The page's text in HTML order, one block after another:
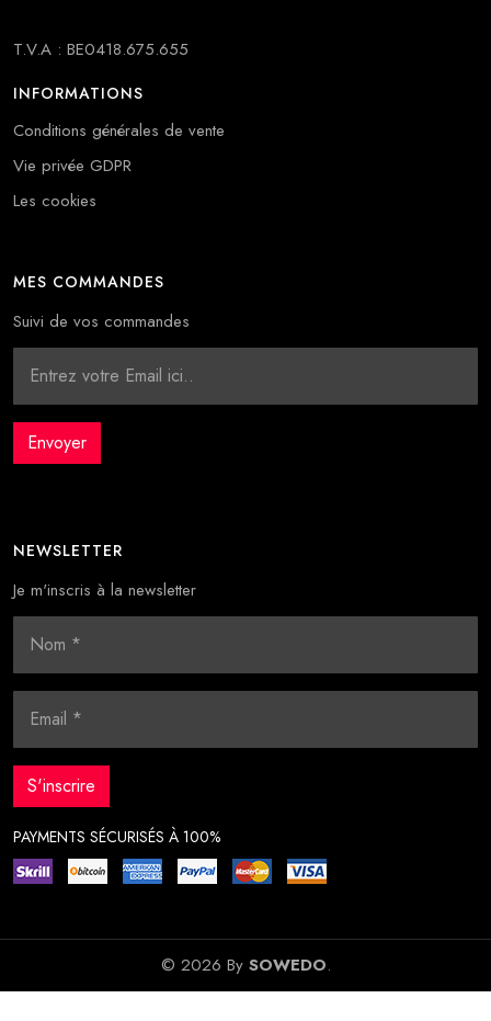
T.V.A : BE0418.675.655
INFORMATIONS
Conditions générales de vente
Vie privée GDPR
Les cookies
MES COMMANDES
Suivi de vos commandes
NEWSLETTER
Je m'inscris à la newsletter
PAYMENTS SÉCURISÉS À 100%
© 2026 By SOWEDO.